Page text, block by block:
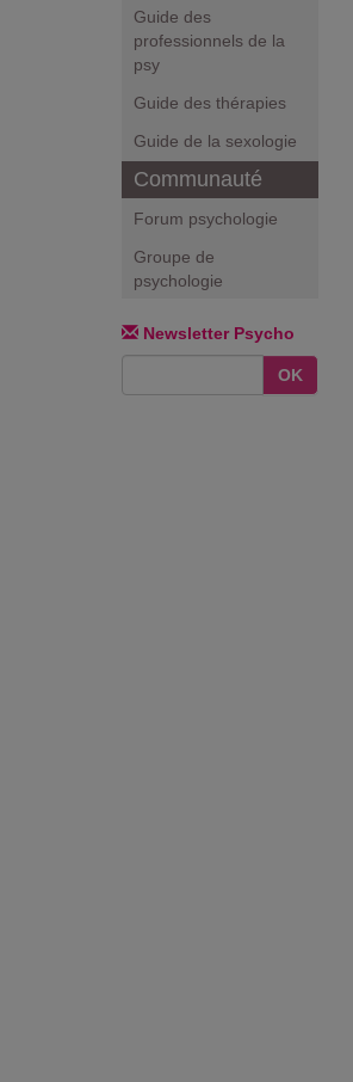
Guide des
professionnels de la
psy
Guide des thérapies
Guide de la sexologie
Communauté
Forum psychologie
Groupe de
psychologie
Newsletter Psycho
OK